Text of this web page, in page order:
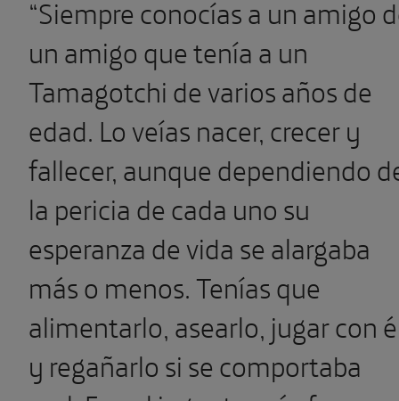
“Siempre conocías a un amigo
un amigo que tenía a un
Tamagotchi de varios años de
edad. Lo veías nacer, crecer y
fallecer, aunque dependiendo
la pericia de cada uno su
esperanza de vida se alargaba
más o menos. Tenías que
alimentarlo, asearlo, jugar con
y regañarlo si se comportaba